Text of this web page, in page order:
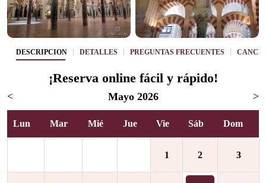
DESCRIPCIÓN DETALLES PREGUNTAS FRECUENTES
¡Reserva online fácil y rápido!
< Mayo 2026 >
Lun Mar Mié Jue Vie Sáb Dom
1 2 3